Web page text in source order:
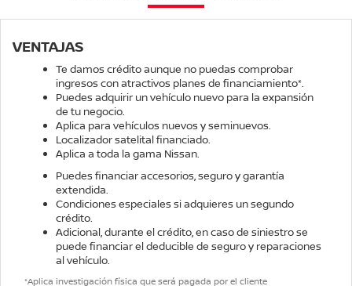
VENTAJAS
Te damos crédito aunque no puedas comprobar
ingresos con atractivos planes de financiamiento*.
Puedes adquirir un vehículo nuevo para la expansión
de tu negocio.
Aplica para vehículos nuevos y seminuevos.
Localizador satelital financiado.
Aplica a toda la gama Nissan.
Puedes financiar accesorios, seguro y garantía
extendida.
Condiciones especiales si adquieres un segundo
crédito.
Adicional, durante el crédito, en caso de siniestro se
puede financiar el deducible de seguro y reparaciones
al vehículo.
*Aplica investigación física que será pagada por el cliente